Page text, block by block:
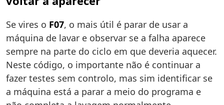
Se vires o F07, o mais útil é parar de usar a
máquina de lavar e observar se a falha aparece
sempre na parte do ciclo em que deveria aquecer.
Neste código, o importante não é continuar a
fazer testes sem controlo, mas sim identificar se
a máquina está a parar a meio do programa e